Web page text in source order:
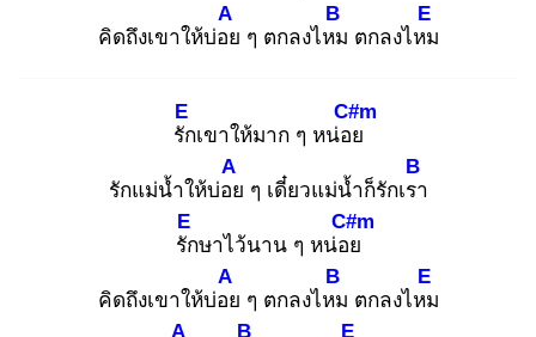
คิดถึงเขาให้บ่อย
A
ๆ ตกลงไหม
B
ตกลงไหม
E
รัก
E
เขาให้มาก ๆ หน่อย
C#m
รักแม่น้ำให้บ่อย
A
ๆ เดี๋ยวแม่น้ำก็รักเรา
B
รัก
E
ษาไว้นาน ๆ หน่อย
C#m
คิดถึงเขาให้บ่อย
A
ๆ ตกลงไหม
B
ตกลงไหม
E
A
B
E